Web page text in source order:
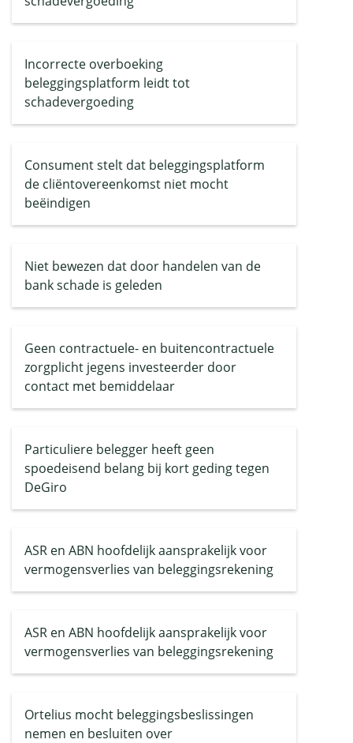
Incorrecte overboeking
beleggingsplatform leidt tot
schadevergoeding
Consument stelt dat beleggingsplatform
de cliëntovereenkomst niet mocht
beëindigen
Niet bewezen dat door handelen van de
bank schade is geleden
Geen contractuele- en buitencontractuele
zorgplicht jegens investeerder door
contact met bemiddelaar
Particuliere belegger heeft geen
spoedeisend belang bij kort geding tegen
DeGiro
ASR en ABN hoofdelijk aansprakelijk voor
vermogensverlies van beleggingsrekening
ASR en ABN hoofdelijk aansprakelijk voor
vermogensverlies van beleggingsrekening
Ortelius mocht beleggingsbeslissingen
nemen en besluiten over